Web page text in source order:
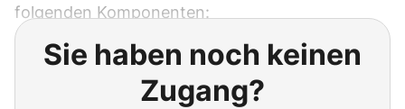
folgenden Komponenten:
Sie haben noch keinen
Zugang?